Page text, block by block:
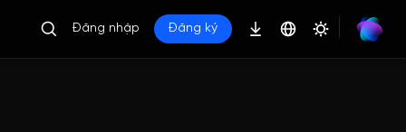
Đăng nhập Đăng ký